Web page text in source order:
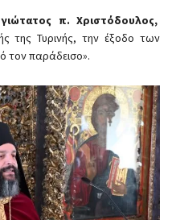
π. Χριστόδουλος,
της Τυρινής, την έξοδο των
τον παράδεισο».